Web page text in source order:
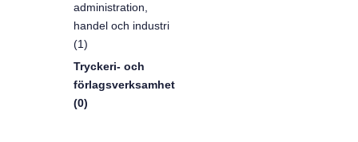
administration,
handel och industri
(1)
Tryckeri- och
förlagsverksamhet
(0)